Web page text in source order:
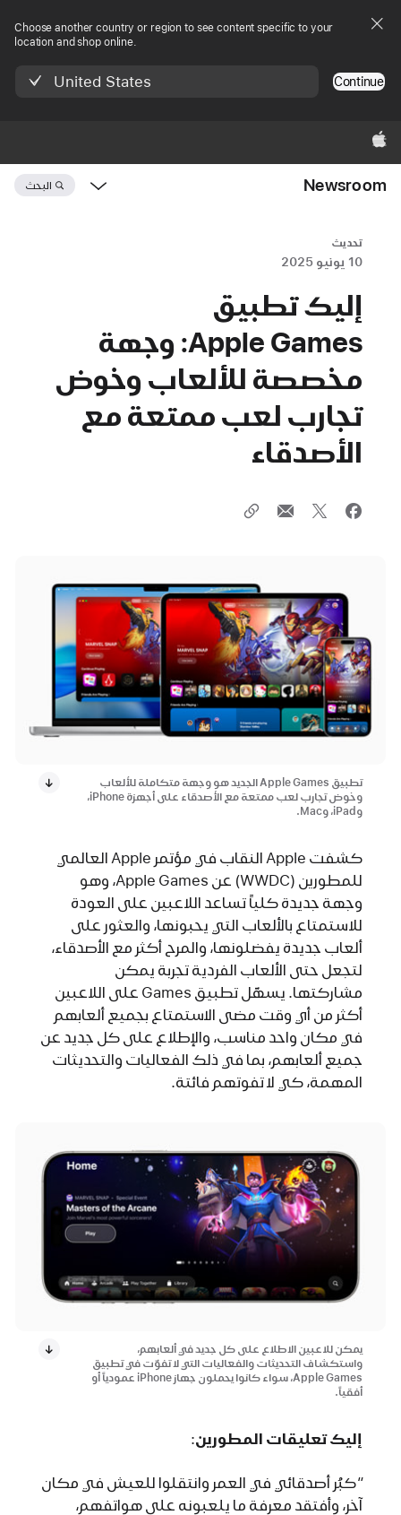
Choose another country or region to see content specific to your
location and shop online.
United States Continue
Apple‏
Newsroom البحث
تحديث
10 يونيو 2025
إليك تطبيق
Apple Games: وجهة
مخصصة للألعاب وخوض
تجارب لعب ممتعة مع
الأصدقاء
تطبيق Apple Games الجديد هو وجهة متكاملة للألعاب
وخوض تجارب لعب ممتعة مع الأصدقاء على أجهزة iPhone،
وiPad، وMac.
كشفت Apple النقاب في مؤتمر Apple العالمي
للمطورين (WWDC) عن Apple Games، وهو
وجهة جديدة كلياً تساعد اللاعبين على العودة
للاستمتاع بالألعاب التي يحبونها، والعثور على
ألعاب جديدة يفضلونها، والمرح أكثر مع الأصدقاء،
لتجعل حتى الألعاب الفردية تجربة يمكن
مشاركتها. يسهّل تطبيق Games على اللاعبين
أكثر من أي وقت مضى الاستمتاع بجميع ألعابهم
في مكان واحد مناسب، والإطلاع على كل جديد عن
جميع ألعابهم، بما في ذلك الفعاليات والتحديثات
المهمة، كي لا تفوتهم فائتة.
يمكن للاعبين الاطلاع على كل جديد في ألعابهم،
واستكشاف التحديثات والفعاليات التي لا تفوّت في تطبيق
Apple Games، سواء كانوا يحملون جهاز iPhone عمودياً أو
أفقياً.
إليك تعليقات المطورين:
"كبُر أصدقائي في العمر وانتقلوا للعيش في مكان
آخر، وأفتقد معرفة ما يلعبونه على هواتفهم،